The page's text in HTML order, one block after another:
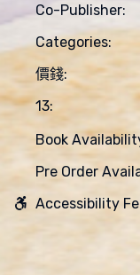
Co-Publisher:
Categories:
價錢:
13:
Book
Pre Order
Accessibility